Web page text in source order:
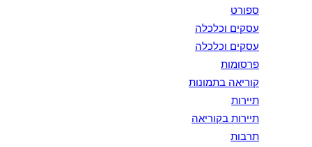
ספורט
עסקים וכלכלה
עסקים וכלכלה
פרסומות
קוריאה בתמונות
תיירות
תיירות בקוריאה
תרבות